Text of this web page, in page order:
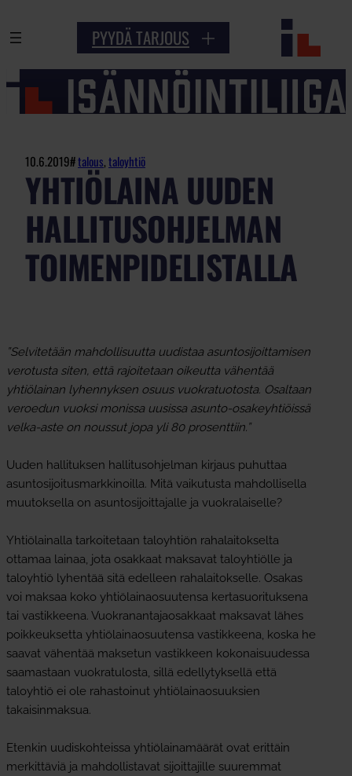
sisältöön
PYYDÄ TARJOUS
10.6.2019#talous, taloyhtiö
YHTIÖLAINA UUDEN
HALLITUSOHJELMAN
TOIMENPIDELISTALLA
”Selvitetään mahdollisuutta uudistaa asuntosijoittamisen
verotusta siten, että rajoitetaan oikeutta vähentää
yhtiölainan lyhennyksen osuus vuokratuotosta. Osaltaan
veroedun vuoksi monissa uusissa asunto-osakeyhtiöissä
velka-aste on noussut jopa yli 80 prosenttiin.”
Uuden hallituksen hallitusohjelman kirjaus puhuttaa
asuntosijoitusmarkkinoilla. Mitä vaikutusta mahdollisella
muutoksella on asuntosijoittajalle ja vuokralaiselle?
Yhtiölainalla tarkoitetaan taloyhtiön rahalaitokselta
ottamaa lainaa, jota osakkaat maksavat taloyhtiölle ja
taloyhtiö lyhentää sitä edelleen rahalaitokselle. Osakas
voi maksaa koko yhtiölainaosuutensa kertasuorituksena
tai vastikkeena. Vuokranantajaosakkaat maksavat lähes
poikkeuksetta yhtiölainaosuutensa vastikkeena, koska he
saavat vähentää maksetun vastikkeen kokonaisuudessa
saamastaan vuokratulosta, sillä edellytyksellä että
taloyhtiö ei ole rahastoinut yhtiölainaosuuksien
takaisinmaksua.
Etenkin uudiskohteissa yhtiölainamäärät ovat erittäin
merkittäviä ja mahdollistavat sijoittajille suuremmat